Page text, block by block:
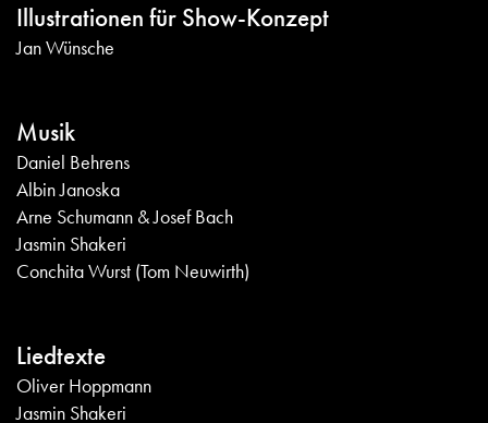
Illustrationen für Show-Konzept
Jan Wünsche
Musik
Daniel Behrens
Albin Janoska
Arne Schumann & Josef Bach
Jasmin Shakeri
Conchita Wurst (Tom Neuwirth)
Liedtexte
Oliver Hoppmann
Jasmin Shakeri